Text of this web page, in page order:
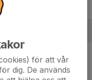
för att vår
dig. De används